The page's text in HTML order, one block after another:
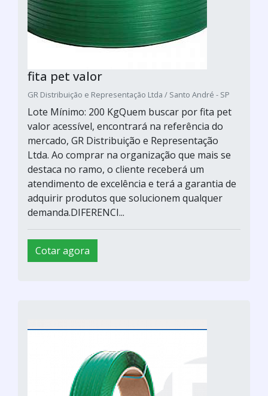
fita pet valor
GR Distribuição e Representação Ltda / Santo André - SP
Lote Mínimo: 200 KgQuem buscar por fita pet
valor acessível, encontrará na referência do
mercado, GR Distribuição e Representação
Ltda. Ao comprar na organização que mais se
destaca no ramo, o cliente receberá um
atendimento de excelência e terá a garantia de
adquirir produtos que solucionem qualquer
demanda.DIFERENCI...
Cotar agora